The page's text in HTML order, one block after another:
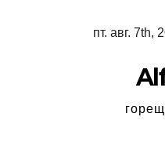
пт. авг. 7th,